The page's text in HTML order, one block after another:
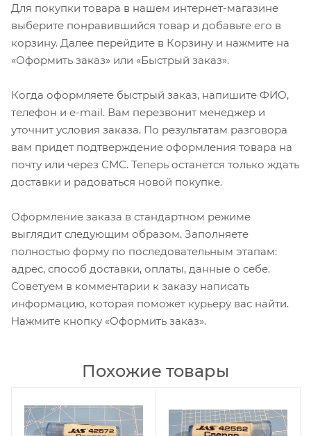
Для покупки товара в нашем интернет-магазине
выберите понравившийся товар и добавьте его в
корзину. Далее перейдите в Корзину и нажмите на
«Оформить заказ» или «Быстрый заказ».
Когда оформляете быстрый заказ, напишите ФИО,
телефон и e-mail. Вам перезвонит менеджер и
уточнит условия заказа. По результатам разговора
вам придет подтверждение оформления товара на
почту или через СМС. Теперь останется только ждать
доставки и радоваться новой покупке.
Оформление заказа в стандартном режиме
выглядит следующим образом. Заполняете
полностью форму по последовательным этапам:
адрес, способ доставки, оплаты, данные о себе.
Советуем в комментарии к заказу написать
информацию, которая поможет курьеру вас найти.
Нажмите кнопку «Оформить заказ».
Похожие товары